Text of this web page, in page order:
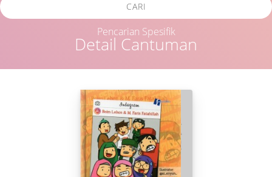
Detail Cantuman
CARI
Pencarian Spesifik